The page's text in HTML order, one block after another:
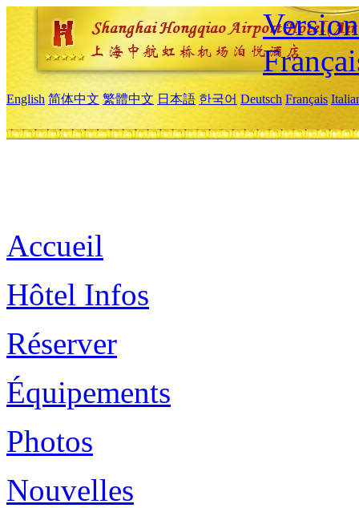
English 简体中文 繁體中文 日本語 한국어 Deutsch Français
Accueil
Hôtel Infos
Réserver
Équipements
Photos
Nouvelles